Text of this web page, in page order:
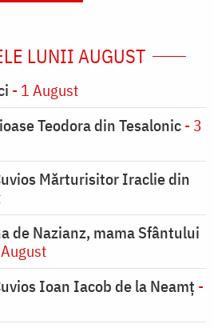
LUNII AUGUST
- 1 August
Teodora din Tesalonic- 3
Mărturisitor Iraclie din
de Nazianz, mama Sfântului
Ioan Iacob de la Neamț -